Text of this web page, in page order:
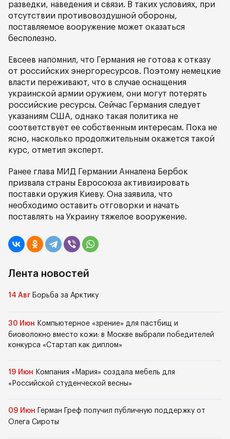
разведки, наведения и связи. В таких условиях, при
отсутствии противовоздушной обороны,
поставляемое вооружение может оказаться
бесполезно.
Евсеев напомнил, что Германия не готова к отказу
от российских энергоресурсов. Поэтому немецкие
власти переживают, что в случае оснащения
украинской армии оружием, они могут потерять
российские ресурсы. Сейчас Германия следует
указаниям США, однако такая политика не
соответствует ее собственным интересам. Пока не
ясно, насколько продолжительным окажется такой
курс, отметил эксперт.
Ранее глава МИД Германии Анналена Бербок
призвала страны Евросоюза активизировать
поставки оружия Киеву. Она заявила, что
необходимо оставить отговорки и начать
поставлять на Украину тяжелое вооружение.
Лента новостей
14 Авг Борьба за Арктику
30 Июн Компьютерное «зрение» для пастбищ и
биоволокно вместо кожи: в Москве выбрали победителей
конкурса «Стартап как диплом»
19 Июн Компания «Мария» создала мебель для
«Российской студенческой весны»
09 Июн
Герман Греф получил публичную поддержку от
Олега Сироты